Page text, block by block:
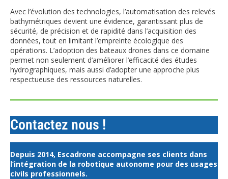
Avec l’évolution des technologies, l’automatisation des relevés
bathymétriques devient une évidence, garantissant plus de
sécurité, de précision et de rapidité dans l’acquisition des
données, tout en limitant l’empreinte écologique des
opérations. L’adoption des bateaux drones dans ce domaine
permet non seulement d’améliorer l’efficacité des études
hydrographiques, mais aussi d’adopter une approche plus
respectueuse des ressources naturelles.
Contactez nous !
Depuis 2014, Escadrone accompagne ses clients dans
l’intégration de la robotique autonome pour des usages
civils professionnels.